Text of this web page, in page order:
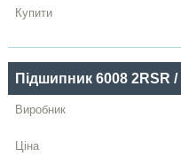
Підшипник 6008 2RSR /